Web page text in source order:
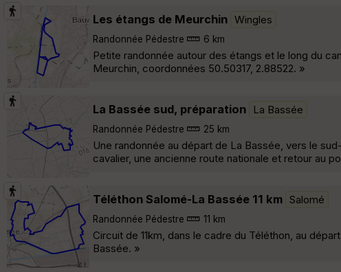
Les étangs de Meurchin Wingles
Randonnée Pédestre 6 km
Petite randonnée autour des étangs et le long du
Meurchin, coordonnées 50.50317, 2.88522. »
La Bassée sud, préparation La Bassée
Randonnée Pédestre 25 km
Une randonnée au départ de La Bassée, vers le
cavalier, une ancienne route nationale et retour au
Téléthon Salomé-La Bassée 11 km Salomé
Randonnée Pédestre 11 km
Circuit de 11km, dans le cadre du Téléthon, au
Bassée. »